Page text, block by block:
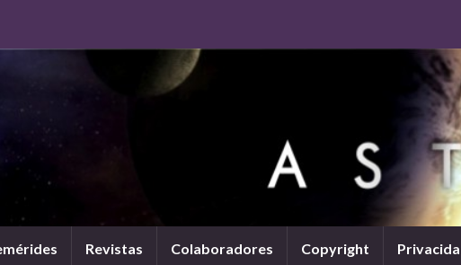
Revistas Colaboradores Copyright